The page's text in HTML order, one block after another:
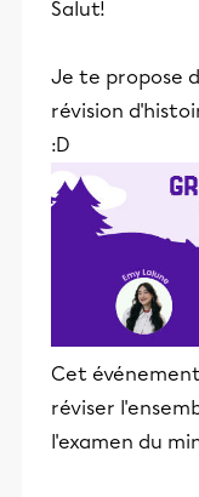
Salut!
Je te propose
révision
:D
Cet
réviser
l'examen du